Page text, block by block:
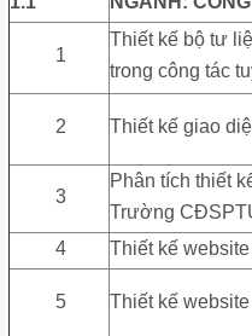
1
Thiết kế bộ tư
trong công tác
2 Thiết kế giao
3
Phân tích thiết
Trường
4
Thiết kế
5 Thiết kế